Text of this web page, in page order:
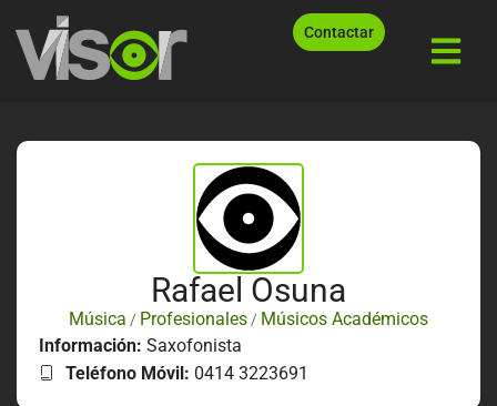
Contactar
Rafael Osuna
Música / Profesionales / Músicos Académicos
Información: Saxofonista
Teléfono Móvil: 0414 3223691